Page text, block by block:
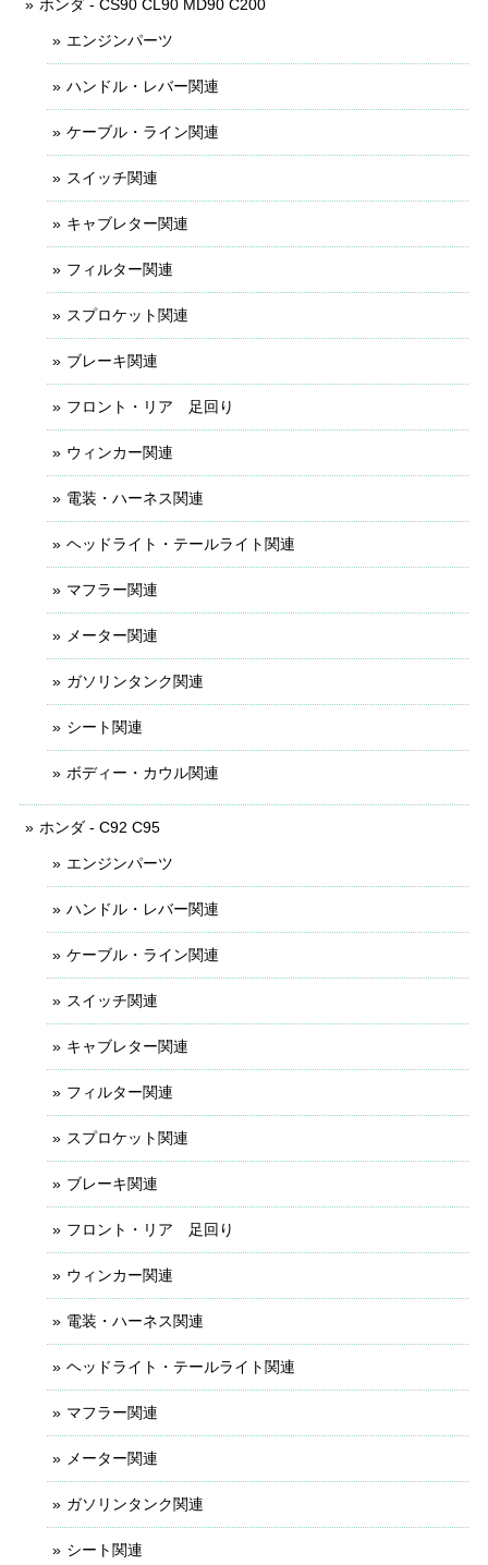
ホンダ - CS90 CL90 MD90 C200
エンジンパーツ
ハンドル・レバー関連
ケーブル・ライン関連
スイッチ関連
キャブレター関連
フィルター関連
スプロケット関連
ブレーキ関連
フロント・リア 足回り
ウィンカー関連
電装・ハーネス関連
ヘッドライト・テールライト関連
マフラー関連
メーター関連
ガソリンタンク関連
シート関連
ボディー・カウル関連
ホンダ - C92 C95
エンジンパーツ
ハンドル・レバー関連
ケーブル・ライン関連
スイッチ関連
キャブレター関連
フィルター関連
スプロケット関連
ブレーキ関連
フロント・リア 足回り
ウィンカー関連
電装・ハーネス関連
ヘッドライト・テールライト関連
マフラー関連
メーター関連
ガソリンタンク関連
シート関連